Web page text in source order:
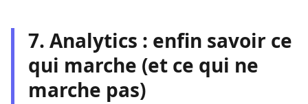
7. Analytics : enfin savoir ce
qui marche (et ce qui ne
marche pas)